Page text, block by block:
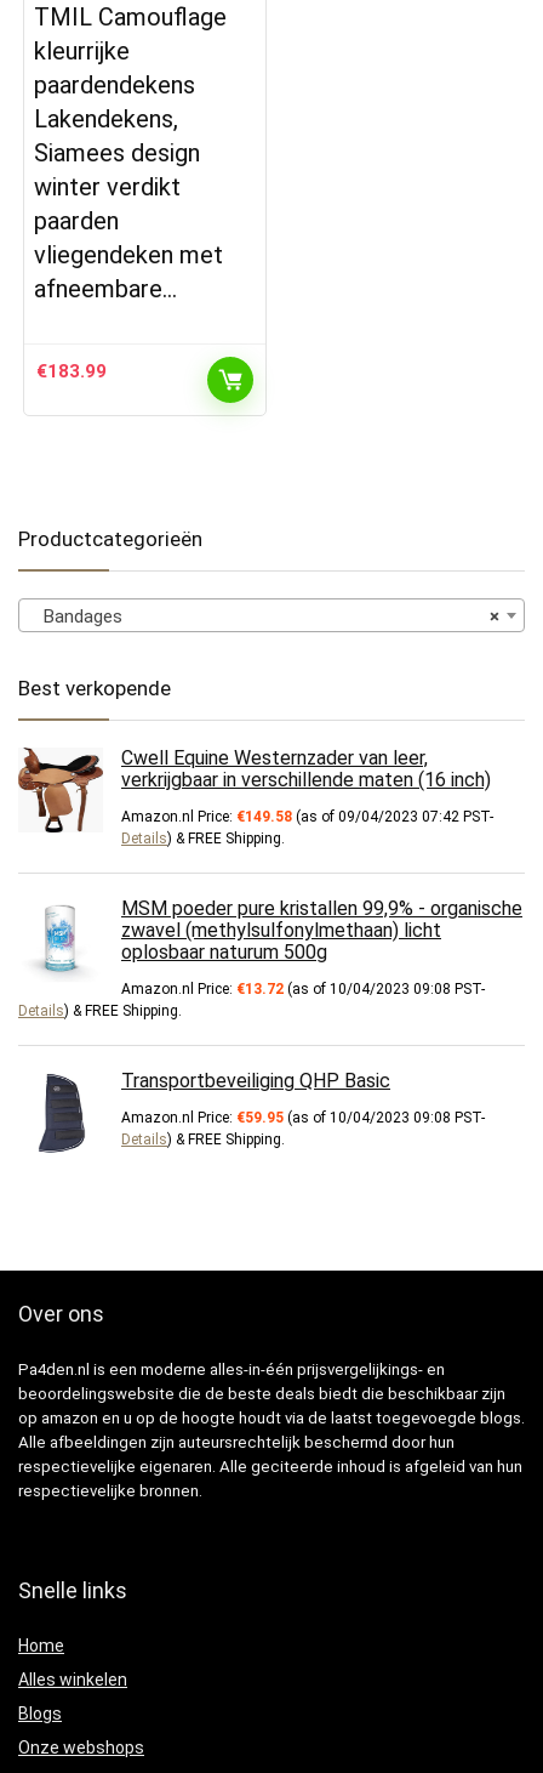
TMIL Camouflage
kleurrijke
paardendekens
Lakendekens,
Siamees design
winter verdikt
paarden
vliegendeken met
afneembare…
€183.99
Productcategorieën
×
Bandages
Best verkopende
Cwell Equine Westernzader van leer,
verkrijgbaar in verschillende maten (16 inch)
Amazon.nl Price: €149.58 (as of 09/04/2023 07:42 PST-
Details) & FREE Shipping
MSM poeder pure kristallen 99,9% - organische
zwavel (methylsulfonylmethaan) licht
oplosbaar naturum 500g
Amazon.nl Price: €13.72 (as of 10/04/2023 09:08 PST-
Details) & FREE Shipping
Transportbeveiliging QHP Basic
Amazon.nl Price: €59.95 (as of 10/04/2023 09:08 PST-
Details) & FREE Shipping
Over ons
Pa4den.nl is een moderne alles-in-één prijsvergelijkings- en
beoordelingswebsite die de beste deals biedt die beschikbaar zijn
op amazon en u op de hoogte houdt via de laatst toegevoegde blogs.
Alle afbeeldingen zijn auteursrechtelijk beschermd door hun
respectievelijke eigenaren. Alle geciteerde inhoud is afgeleid van hun
respectievelijke bronnen.
Snelle links
Home
Alles winkelen
Blogs
Onze webshops